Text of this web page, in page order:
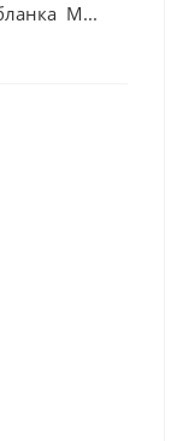
М...